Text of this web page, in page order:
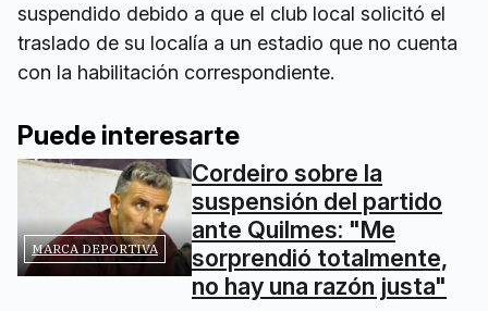
suspendido debido a que el club local solicitó el
traslado de su localía a un estadio que no cuenta
con la habilitación correspondiente.
Puede interesarte
MARCA DEPORTIVA
Cordeiro sobre la
suspensión del partido
ante Quilmes: "Me
sorprendió totalmente,
no hay una razón justa"